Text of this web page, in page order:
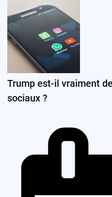
Trump est-il vraiment
sociaux ?